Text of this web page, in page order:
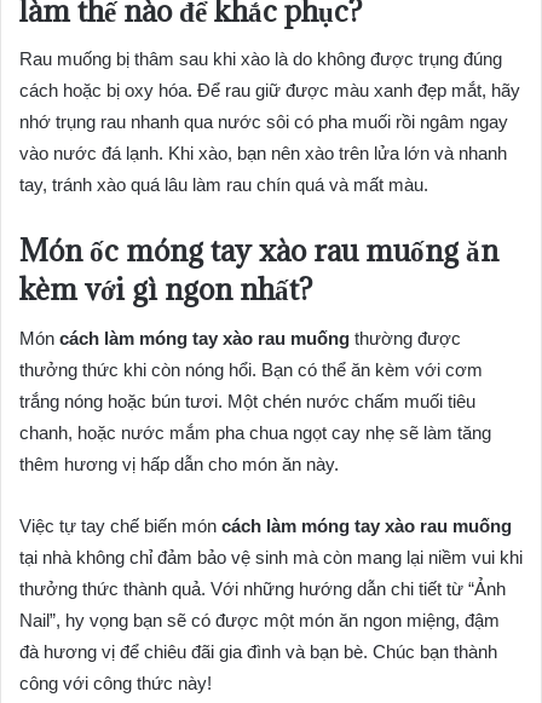
làm thế nào để khắc phục?
Rau muống bị thâm sau khi xào là do không được trụng đúng
cách hoặc bị oxy hóa. Để rau giữ được màu xanh đẹp mắt, hãy
nhớ trụng rau nhanh qua nước sôi có pha muối rồi ngâm ngay
vào nước đá lạnh. Khi xào, bạn nên xào trên lửa lớn và nhanh
tay, tránh xào quá lâu làm rau chín quá và mất màu.
Món ốc móng tay xào rau muống ăn
kèm với gì ngon nhất?
Món cách làm móng tay xào rau muống thường được
thưởng thức khi còn nóng hổi. Bạn có thể ăn kèm với cơm
trắng nóng hoặc bún tươi. Một chén nước chấm muối tiêu
chanh, hoặc nước mắm pha chua ngọt cay nhẹ sẽ làm tăng
thêm hương vị hấp dẫn cho món ăn này.
Việc tự tay chế biến món cách làm móng tay xào rau muống
tại nhà không chỉ đảm bảo vệ sinh mà còn mang lại niềm vui khi
thưởng thức thành quả. Với những hướng dẫn chi tiết từ “Ảnh
Nail”, hy vọng bạn sẽ có được một món ăn ngon miệng, đậm
đà hương vị để chiêu đãi gia đình và bạn bè. Chúc bạn thành
công với công thức này!